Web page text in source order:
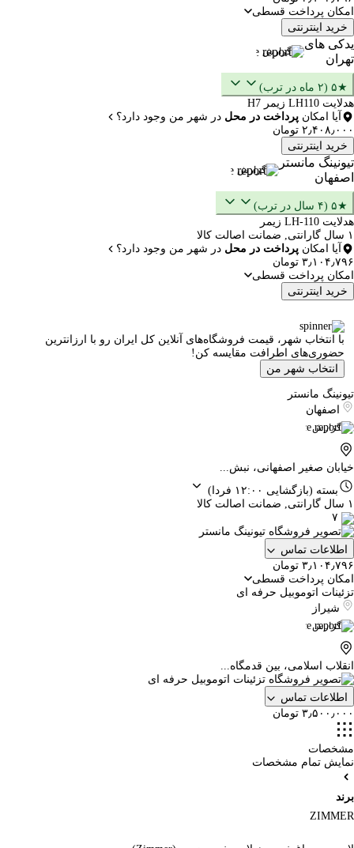
امکان پرداخت قسطی
خرید اینترنتی
یدکی های
تهران
گزارش
★۵ (۲ ماه در ترب)
هدلایت LH110 زیمر H7
آیا امکان پرداخت در محل در شهر من وجود دارد؟
۲٫۴۰۸٫۰۰۰ تومان
خرید اینترنتی
تیونینگ مانستر
اصفهان
گزارش
★۵ (۴ سال در ترب)
هدلایت LH-110 زیمر
۱ سال گارانتی, ضمانت اصالت کالا
آیا امکان پرداخت در محل در شهر من وجود دارد؟
۳٫۱۰۴٫۷۹۶ تومان
امکان پرداخت قسطی
خرید اینترنتی
با انتخاب شهر، قیمت فروشگاه‌های آنلاین کل ایران رو با ارزانترین
حضوری‌های اطرافت مقایسه کن!
انتخاب شهر من
تیونینگ مانستر
اصفهان
گزارش
خیابان صغیر اصفهانی، نبش...
بسته (بازگشایی ۱۲:۰۰ فردا)
۱ سال گارانتی, ضمانت اصالت کالا
۷
اطلاعات تماس
۳٫۱۰۴٫۷۹۶ تومان
امکان پرداخت قسطی
تزئینات اتوموبیل حرفه ای
شیراز
گزارش
انقلاب اسلامی، بین قدمگاه...
اطلاعات تماس
۳٫۵۰۰٫۰۰۰ تومان
مشخصات
نمایش تمام مشخصات
برند
ZIMMER